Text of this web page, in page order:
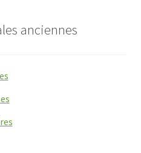
anciennes